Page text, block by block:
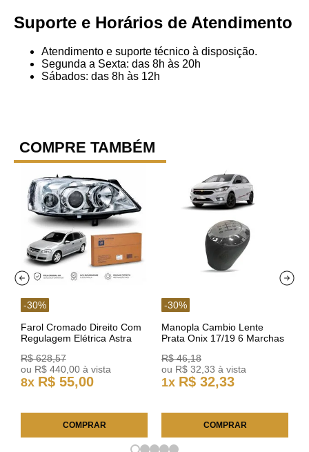
Suporte e Horários de Atendimento
Atendimento e suporte técnico à disposição.
Segunda a Sexta: das 8h às 20h
Sábados: das 8h às 12h
COMPRE TAMBÉM
-30%
Farol Cromado Direito Com
Regulagem Elétrica Astra
R$ 628,57
ou R$ 440 00 à vista
8x R$ 55,00
COMPRAR
-30%
Manopla Cambio Lente
Prata Onix 17/19 6 Marchas
R$ 46,18
ou R$ 32 33 à vista
1x R$ 32,33
COMPRAR